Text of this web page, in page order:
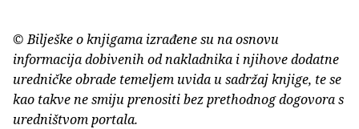
© Bilješke o knjigama izrađene su na osnovu
informacija dobivenih od nakladnika i njihove dodatne
uredničke obrade temeljem uvida u sadržaj knjige, te se
kao takve ne smiju prenositi bez prethodnog dogovora s
uredništvom portala.